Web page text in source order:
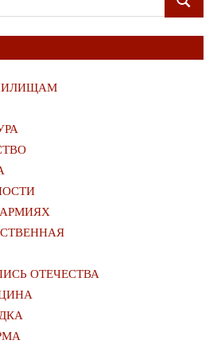
ПОИСК
ОТЕЧЕСТВА